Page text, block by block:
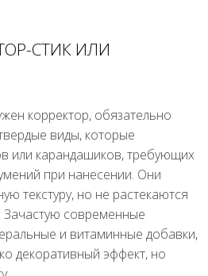
СТИК ИЛИ
корректор, обязательно
виды, которые
или карандашиков, требующих
при нанесении. Они
текстуру, но не растекаются
Зачастую современные
и витаминные добавки,
декоративный эффект, но